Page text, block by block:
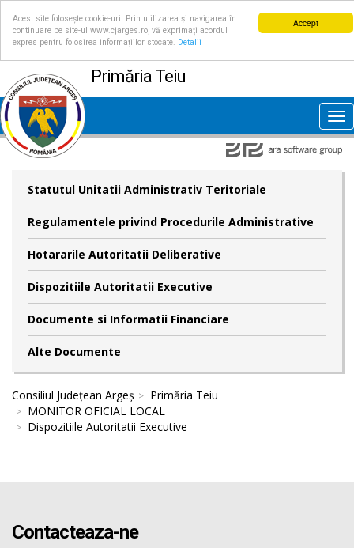
Accept
Acest site folosește cookie-uri. Prin utilizarea și navigarea în
continuare pe site-ul www.cjarges.ro, vă exprimați acordul
expres pentru folosirea informațiilor stocate.
Detalii
Primăria Teiu
Statutul Unitatii Administrativ Teritoriale
Regulamentele privind Procedurile Administrative
Hotararile Autoritatii Deliberative
Dispozitiile Autoritatii Executive
Documente si Informatii Financiare
Alte Documente
Consiliul Județean Argeș
Primăria Teiu
MONITOR OFICIAL LOCAL
Dispozitiile Autoritatii Executive
Contacteaza-ne